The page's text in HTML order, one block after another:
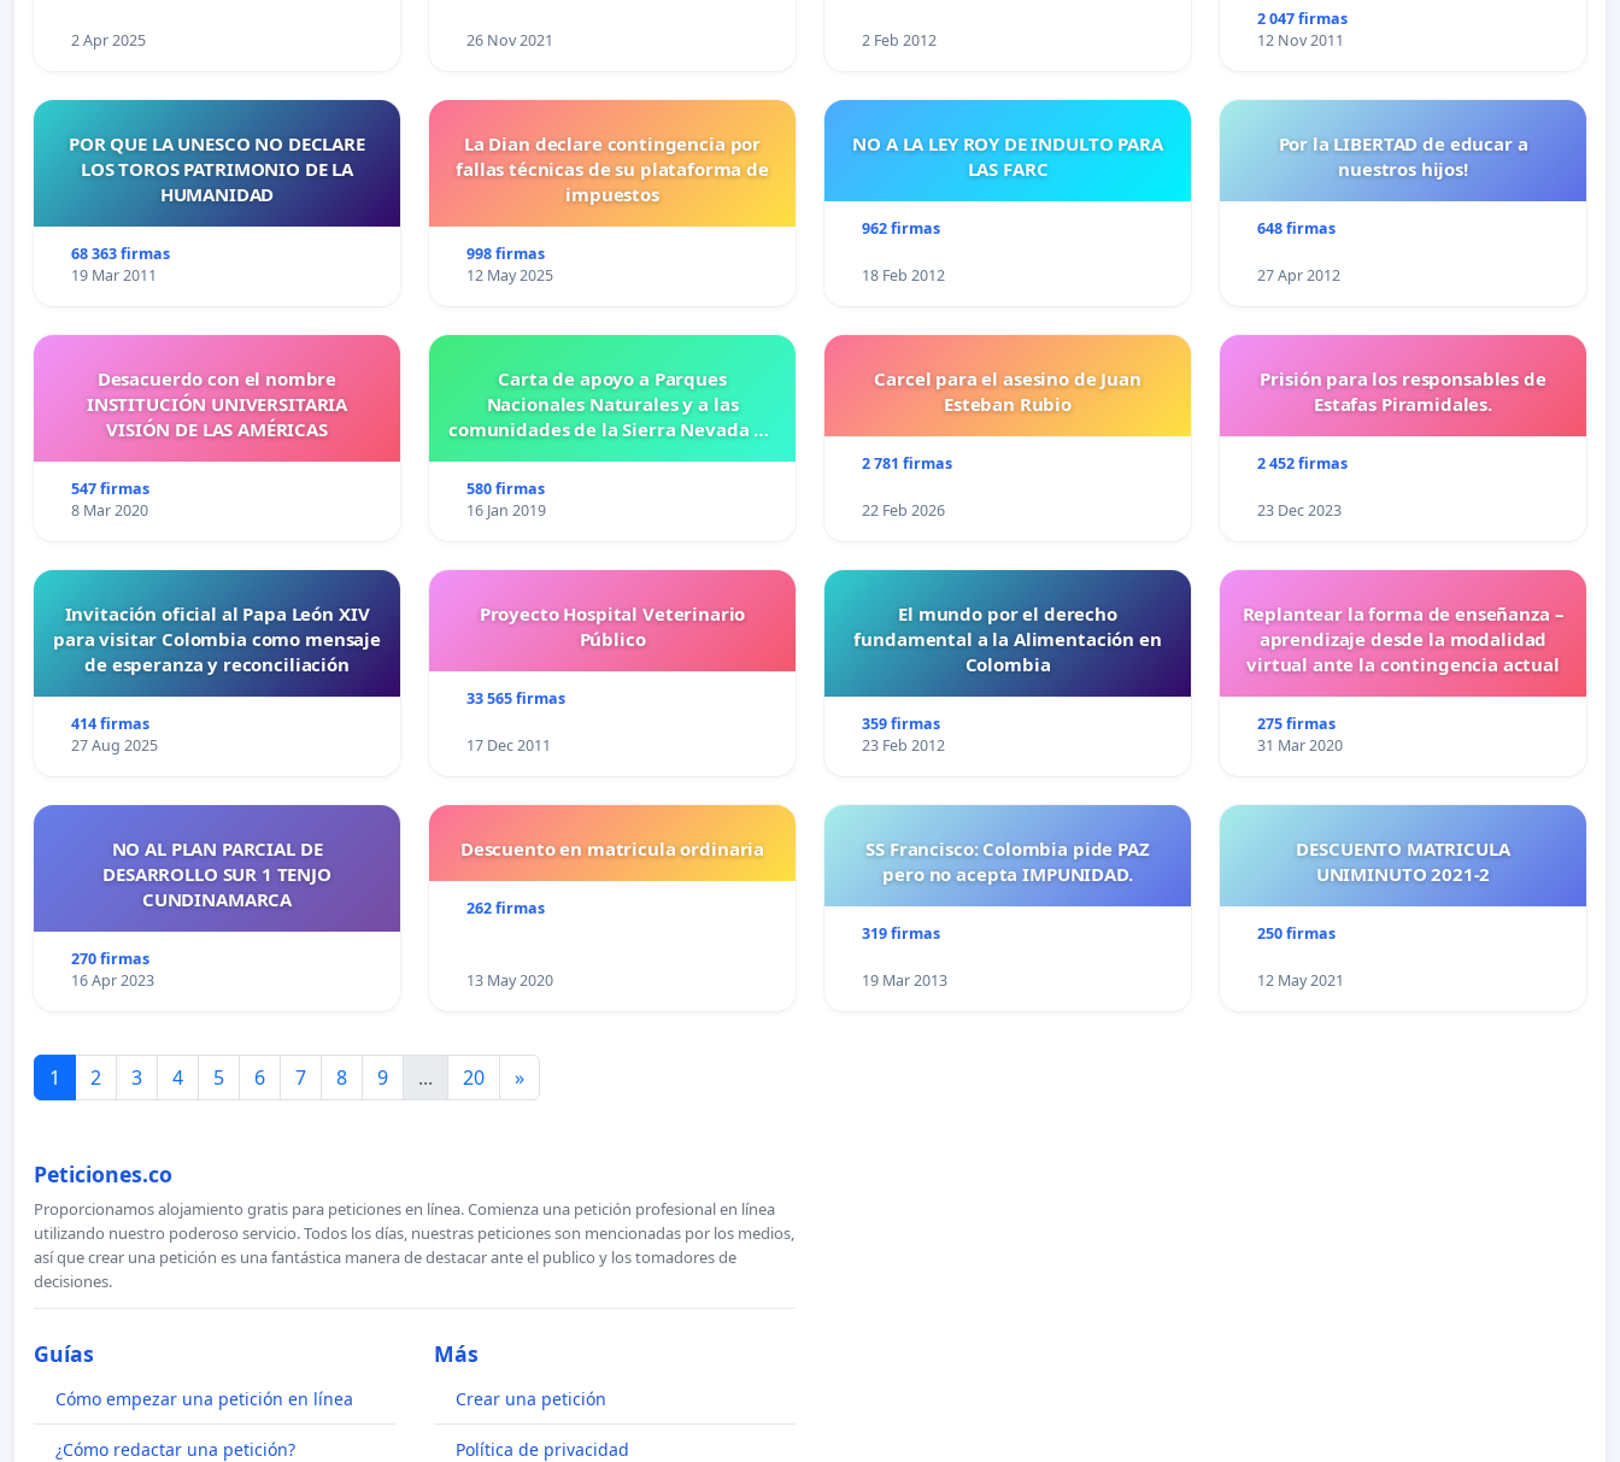
2 Apr 2025 26 Nov 2021 2 Feb 2012
2 047 firmas
12 Nov 2011
POR QUE LA UNESCO NO DECLARE
LOS TOROS PATRIMONIO DE LA
HUMANIDAD
68 363 firmas
19 Mar 2011
La Dian declare contingencia por
fallas técnicas de su plataforma de
impuestos
998 firmas
12 May 2025
NO A LA LEY ROY DE INDULTO PARA
LAS FARC
962 firmas
18 Feb 2012
Por la LIBERTAD de educar a
nuestros hijos!
648 firmas
27 Apr 2012
Desacuerdo con el nombre
INSTITUCIÓN UNIVERSITARIA
VISIÓN DE LAS AMÉRICAS
547 firmas
8 Mar 2020
Carta de apoyo a Parques
Nacionales Naturales y a las
comunidades de la Sierra Nevada de
580 firmas
16 Jan 2019
Carcel para el asesino de Juan
Esteban Rubio
2 781 firmas
22 Feb 2026
Prisión para los responsables de
Estafas Piramidales.
2 452 firmas
23 Dec 2023
Invitación oficial al Papa León XIV
para visitar Colombia como mensaje
de esperanza y reconciliación
414 firmas
27 Aug 2025
Proyecto Hospital Veterinario
Público
33 565 firmas
17 Dec 2011
El mundo por el derecho
fundamental a la Alimentación en
Colombia
359 firmas
23 Feb 2012
Replantear la forma de enseñanza –
aprendizaje desde la modalidad
virtual ante la contingencia actual
275 firmas
31 Mar 2020
NO AL PLAN PARCIAL DE
DESARROLLO SUR 1 TENJO
CUNDINAMARCA
270 firmas
16 Apr 2023
Descuento en matricula ordinaria
262 firmas
13 May 2020
SS Francisco: Colombia pide PAZ
pero no acepta IMPUNIDAD.
319 firmas
19 Mar 2013
DESCUENTO MATRICULA
UNIMINUTO 2021-2
250 firmas
12 May 2021
1 2 3 4 5 6 7 8 9 ... 20 »
Peticiones.co
Proporcionamos alojamiento gratis para peticiones en línea. Comienza una petición profesional en línea
utilizando nuestro poderoso servicio. Todos los días, nuestras peticiones son mencionadas por los medios,
así que crear una petición es una fantástica manera de destacar ante el publico y los tomadores de
decisiones.
Guías
Cómo empezar una petición en línea
¿Cómo redactar una petición?
Más
Crear una petición
Política de privacidad